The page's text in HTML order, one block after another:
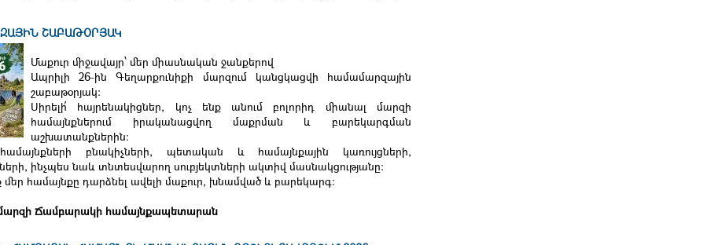
ՇԱԲԱԹՕՐՅԱԿ
Մաքուր միջավայր՝ մեր միասնական ջանքերով
Ապրիլի 26-ին Գեղարքունիքի մարզում կանցկացվի համամարզային
շաբաթօրյակ։
Սիրելի՛ հայրենակիցներ, կոչ ենք անում բոլորիդ միանալ մարզի
համայնքներում իրականացվող մաքրման և բարեկարգման
աշխատանքներին։
բնակիչների, պետական և համայնքային կառույցների,
ինչպես նաև տնտեսվարող սուբյեկտների ակտիվ մասնակցությանը։
համայնքը դարձնել ավելի մաքուր, խնամված և բարեկարգ։
մարզի Ճամբարակի համայնքապետարան